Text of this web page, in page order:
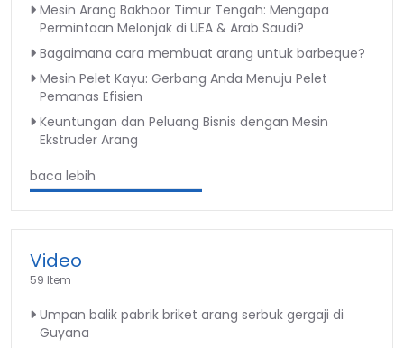
Mesin Arang Bakhoor Timur Tengah: Mengapa
Permintaan Melonjak di UEA & Arab Saudi?
Bagaimana cara membuat arang untuk barbeque?
Mesin Pelet Kayu: Gerbang Anda Menuju Pelet
Pemanas Efisien
Keuntungan dan Peluang Bisnis dengan Mesin
Ekstruder Arang
baca lebih
Video
59 Item
Umpan balik pabrik briket arang serbuk gergaji di
Guyana